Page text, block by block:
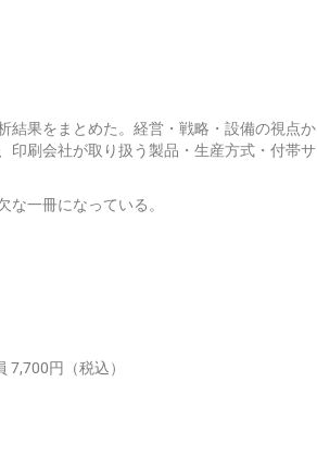
結果をまとめた。経営・戦略・設備の視点か
印刷会社が取り扱う製品・生産方式・付帯サ
一冊になっている。
7,700円（税込）